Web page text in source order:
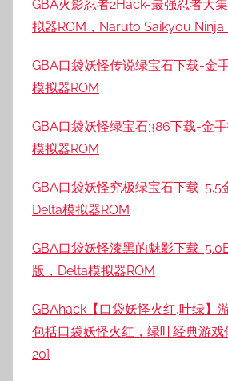
GBA火影忍者2Hack-最强忍者大
拟器ROM，Naruto Saikyou Ninja
GBA口袋妖怪传说绿宝石下载-金
模拟器ROM
GBA口袋妖怪绿宝石386下载-金
模拟器ROM
GBA口袋妖怪究极绿宝石下载-5.5
Delta模拟器ROM
GBA口袋妖怪漆黑的魅影下载-
版，Delta模拟器ROM
GBAhack【口袋妖怪火红,叶绿】
包括口袋妖怪火红，绿叶经典游
20]